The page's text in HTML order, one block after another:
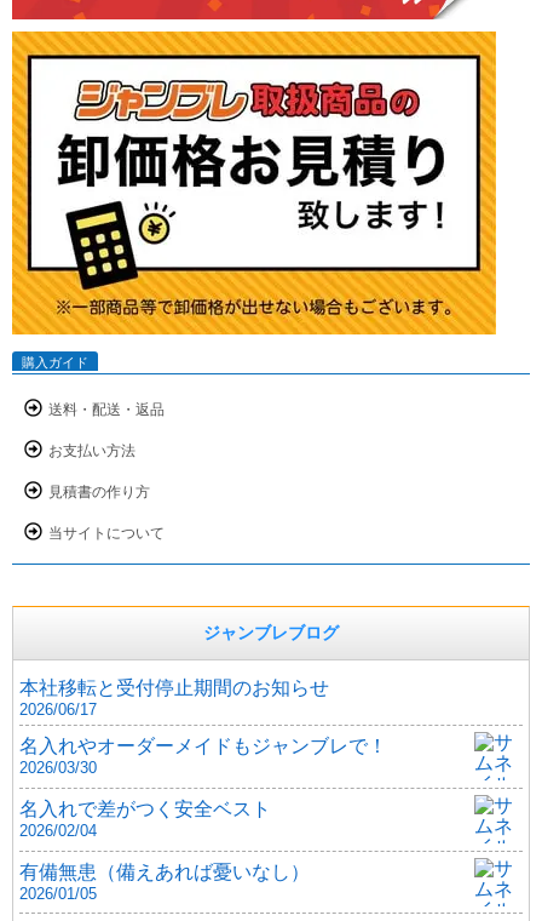
購入ガイド
送料・配送・返品
お支払い方法
見積書の作り方
当サイトについて
ジャンブレブログ
本社移転と受付停止期間のお知らせ
2026/06/17
名入れやオーダーメイドもジャンブレで！
2026/03/30
名入れで差がつく安全ベスト
2026/02/04
有備無患（備えあれば憂いなし）
2026/01/05